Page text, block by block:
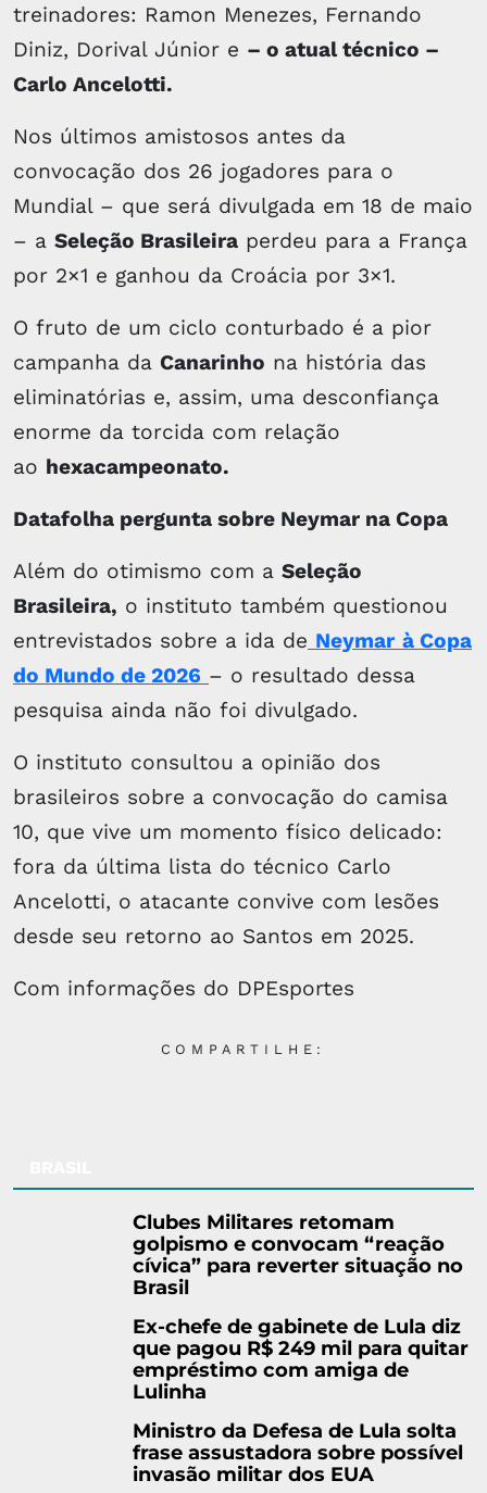
treinadores: Ramon Menezes, Fernando
Diniz, Dorival Júnior e – o atual técnico –
Carlo Ancelotti.
Nos últimos amistosos antes da
convocação dos 26 jogadores para o
Mundial – que será divulgada em 18 de maio
– a Seleção Brasileira perdeu para a França
por 2×1 e ganhou da Croácia por 3×1.
O fruto de um ciclo conturbado é a pior
campanha da Canarinho na história das
eliminatórias e, assim, uma desconfiança
enorme da torcida com relação
ao hexacampeonato.
Datafolha pergunta sobre Neymar na Copa
Além do otimismo com a Seleção
Brasileira, o instituto também questionou
entrevistados sobre a ida de Neymar à Copa
do Mundo de 2026 – o resultado dessa
pesquisa ainda não foi divulgado.
O instituto consultou a opinião dos
brasileiros sobre a convocação do camisa
10, que vive um momento físico delicado:
fora da última lista do técnico Carlo
Ancelotti, o atacante convive com lesões
desde seu retorno ao Santos em 2025.
Com informações do DPEsportes
COMPARTILHE:
Clubes Militares retomam
golpismo e convocam “reação
cívica” para reverter situação no
Brasil
Ex-chefe de gabinete de Lula diz
que pagou R$ 249 mil para quitar
empréstimo com amiga de
Lulinha
Ministro da Defesa de Lula solta
frase assustadora sobre possível
invasão militar dos EUA